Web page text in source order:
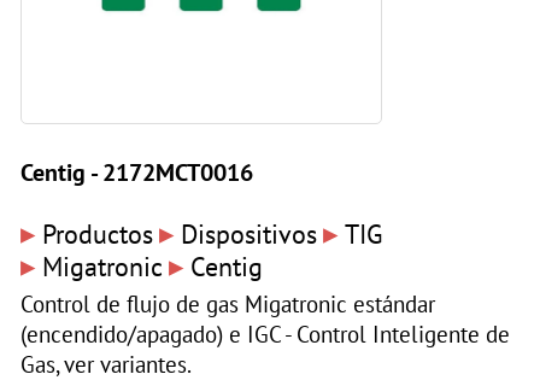
Centig - 2172MCT0016
▸ Productos▸ Dispositivos▸ TIG
▸ Migatronic ▸ Centig
Control de flujo de gas Migatronic estándar
(encendido/apagado) e IGC - Control Inteligente de
Gas, ver variantes.